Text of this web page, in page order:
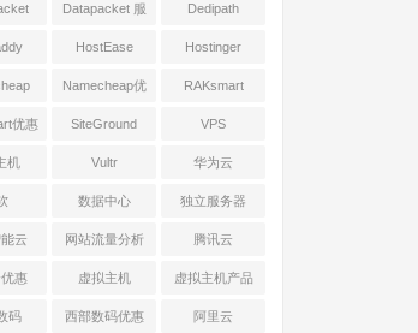
Datapacket 服
务器
Dedipath
HostEase Hostinger
Namecheap优
惠
RAKsmart
优惠 SiteGround VPS
机 Vultr 华为云
数据中心 独立服务器
云 网站流量分析 腾讯云
惠 虚拟主机 虚拟主机产品
对比
码 西部数码优惠 阿里云